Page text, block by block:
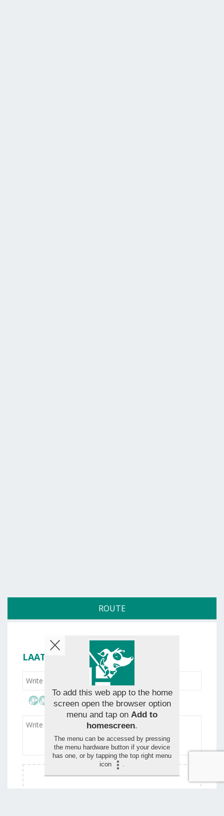
ROUTE
LAAT JE BEOORDELING ACHTER
To add this web app to the home
screen open the browser option
menu and tap on Add to
homescreen.
The menu can be accessed by pressing
the menu hardware button if your device
has one, or by tapping the top right menu
icon
.